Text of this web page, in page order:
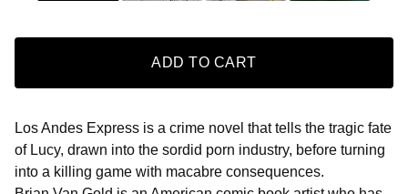
ADD TO CART
Los Andes Express is a crime novel that tells the tragic fate
of Lucy, drawn into the sordid porn industry, before turning
into a killing game with macabre consequences.